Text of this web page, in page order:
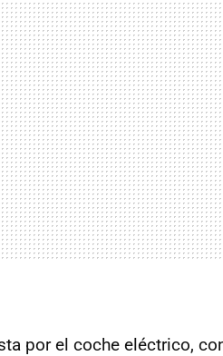
por el coche eléctrico,